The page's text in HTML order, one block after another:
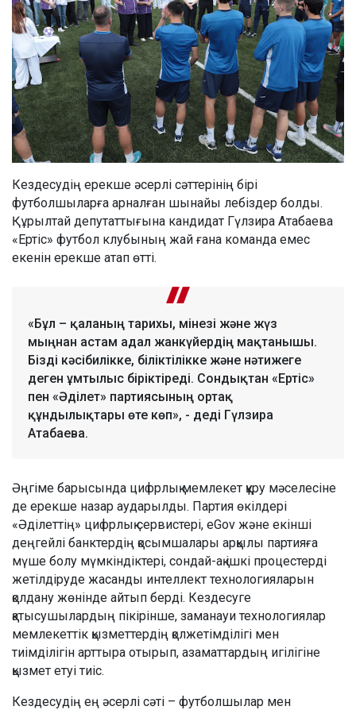
Кездесудің ерекше әсерлі сәттерінің бірі
футболшыларға арналған шынайы лебіздер болды.
Құрылтай депутаттығына кандидат Гүлзира Атабаева
«Ертіс» футбол клубының жай ғана команда емес
екенін ерекше атап өтті.
«Бұл – қаланың тарихы, мінезі және жүз
мыңнан астам адал жанкүйердің мақтанышы.
Бізді кәсібилікке, біліктілікке және нәтижеге
деген ұмтылыс біріктіреді. Сондықтан «Ертіс»
пен «Әділет» партиясының ортақ
құндылықтары өте көп», - деді Гүлзира
Атабаева.
Әңгіме барысында цифрлық мемлекет құру мәселесіне
де ерекше назар аударылды. Партия өкілдері
«Әділеттің» цифрлық сервистері, eGov және екінші
деңгейлі банктердің қосымшалары арқылы партияға
мүше болу мүмкіндіктері, сондай-ақ ішкі процестерді
жетілдіруде жасанды интеллект технологияларын
қолдану жөнінде айтып берді. Кездесуге
қатысушылардың пікірінше, заманауи технологиялар
мемлекеттік қызметтердің қолжетімділігі мен
тиімділігін арттыра отырып, азаматтардың игілігіне
қызмет етуі тиіс.
Кездесудің ең әсерлі сәті – футболшылар мен